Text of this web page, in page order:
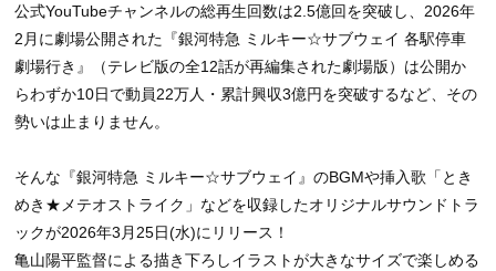
公式YouTubeチャンネルの総再生回数は2.5億回を突破し、2026年
2月に劇場公開された『銀河特急 ミルキー☆サブウェイ 各駅停車
劇場行き』（テレビ版の全12話が再編集された劇場版）は公開か
らわずか10日で動員22万人・累計興収3億円を突破するなど、その
勢いは止まりません。
そんな『銀河特急 ミルキー☆サブウェイ』のBGMや挿入歌「とき
めき★メテオストライク」などを収録したオリジナルサウンドトラ
ックが2026年3月25日(水)にリリース！
亀山陽平監督による描き下ろしイラストが大きなサイズで楽しめる